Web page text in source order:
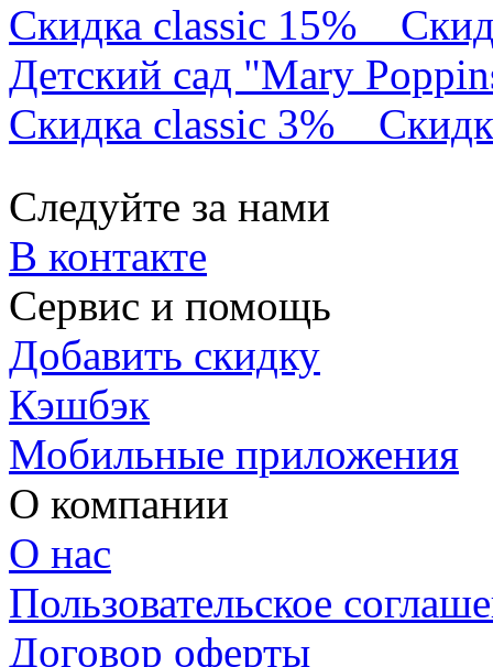
Скидка classic 15%
Детский сад "Mary
Скидка classic 3%
Следуйте за нами
В контакте
Сервис и помощь
Добавить скидку
Кэшбэк
Мобильные приложения
О компании
О нас
Пользовательское
Договор оферты